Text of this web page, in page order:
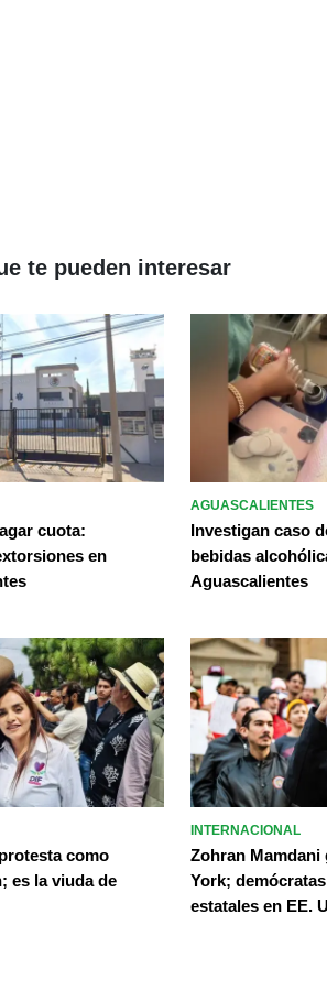
te pueden interesar
cuota:
en
AGUASCALIENTES
Investigan caso
bebidas
Aguascalientes
como
es la viuda de
INTERNACIONAL
Zohran Mamdani
York;
estatales en EE.